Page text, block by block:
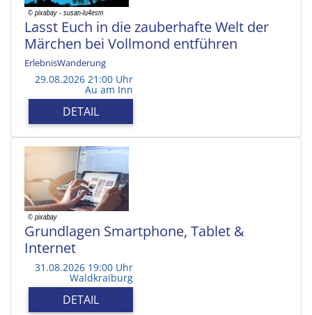
Lasst Euch in die zauberhafte Welt der
Märchen bei Vollmond entführen
ErlebnisWanderung
29.08.2026 21:00 Uhr
Au am Inn
DETAIL
Grundlagen Smartphone, Tablet &
Internet
31.08.2026 19:00 Uhr
Waldkraiburg
DETAIL